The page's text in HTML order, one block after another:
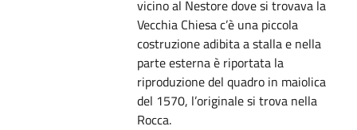
vicino al Nestore dove si trovava la
Vecchia Chiesa c’è una piccola
costruzione adibita a stalla e nella
parte esterna è riportata la
riproduzione del quadro in maiolica
del 1570, l’originale si trova nella
Rocca.